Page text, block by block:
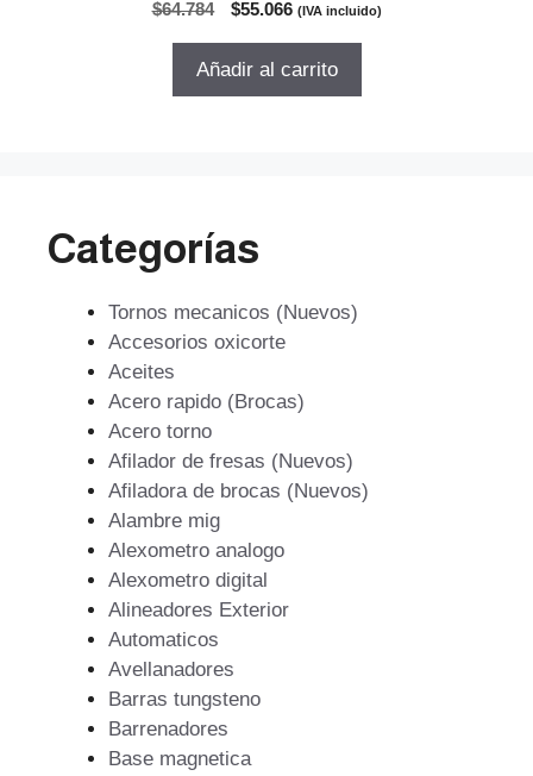
$64.784
El
original
$55.066El
actual
(IVA incluido)
Añadir al carrito
Categorías
Tornos mecanicos (Nuevos)
Accesorios oxicorte
Aceites
Acero rapido (Brocas)
Acero torno
Afilador de fresas (Nuevos)
Afiladora de brocas (Nuevos)
Alambre mig
Alexometro analogo
Alexometro digital
Alineadores Exterior
Automaticos
Avellanadores
Barras tungsteno
Barrenadores
Base magnetica